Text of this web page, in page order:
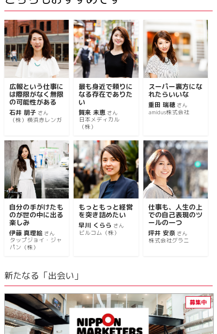
広報という仕事に
は際限がなく無限
の可能性がある
石井 朋子 さん
（株）横浜赤レンガ
最も身近で頼りに
なる存在でありた
い
賀来 未恵 さん
日本メディカル
（株）
スーパー裏方にな
れたらいいな
重田 瑞穂 さん
amidus株式会社
自分の手がけたも
のが世の中に出る
楽しみ
伊藤 真理絵 さん
タップジョイ・ジャ
パン（株）
もっともっと経営
を突き詰めたい
早川 くらら さん
ビルコム（株）
仕事も、人生の上
での自己表現のツ
ールの一つ
坪井 安奈 さん
株式会社グラニ
新たなる「出会い」